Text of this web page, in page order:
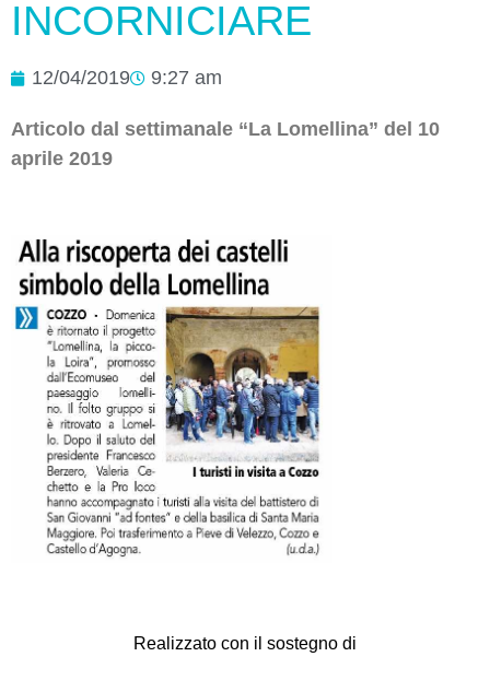
INCORNICIARE
12/04/2019 9:27 am
Articolo dal settimanale “La Lomellina” del 10
aprile 2019
Realizzato con il sostegno di